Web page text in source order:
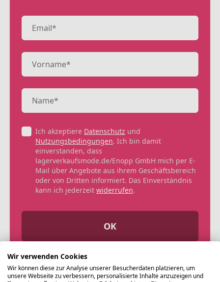
Ich akzeptiere Datenschutz und
Nutzungsbedingungen. Ich bin damit
einverstanden, dass
lagerverkaufsmode.de/Enopp GmbH mich per E-
Mail über Angebote aus ihrem Geschäftsbereich
oder von Dritten informiert. Das Einverständnis
kann ich jederzeit widerrufen.
OK
Wir verwenden Cookies
Wir können diese zur Analyse unserer Besucherdaten platzieren, um
unsere Webseite zu verbessern, personalisierte Inhalte anzuzeigen und